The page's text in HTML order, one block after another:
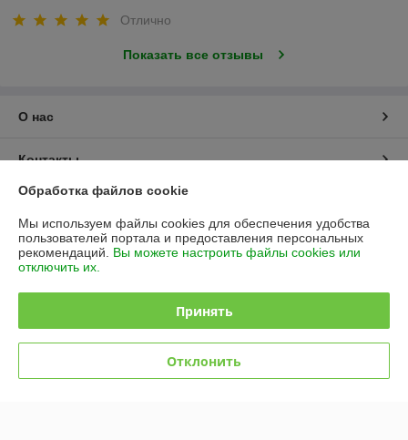
Отлично
Показать все отзывы
О нас
Контакты
Доставка и оплата
График работы
Политика обработки cookies
Обработка файлов cookie
Мы используем файлы cookies для обеспечения удобства
пользователей портала и предоставления персональных
рекомендаций. Вы можете настроить файлы cookies или
отключить их.
Принять
Отклонить